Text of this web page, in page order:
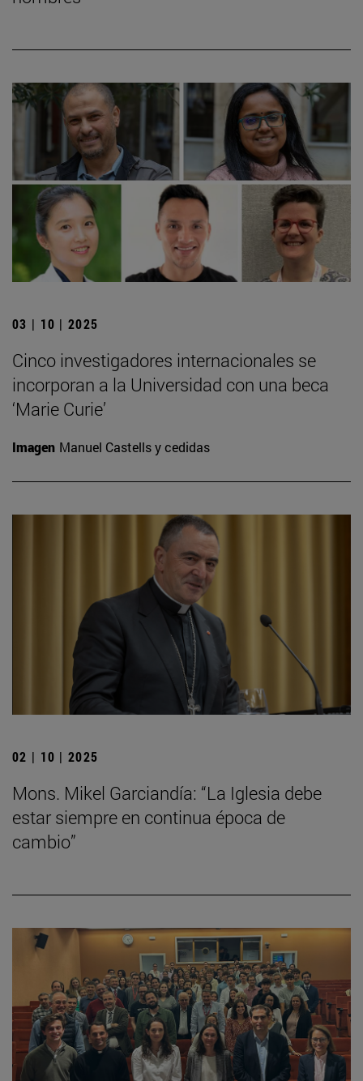
03 | 10 | 2025
Cinco investigadores internacionales se
incorporan a la Universidad con una beca
‘Marie Curie’
Imagen Manuel Castells y cedidas
02 | 10 | 2025
Mons. Mikel Garciandía: “La Iglesia debe
estar siempre en continua época de
cambio”